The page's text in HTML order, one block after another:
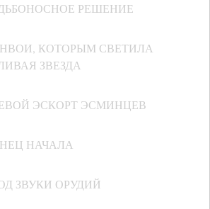
РЕШЕНИЕ
КОТОРЫМ СВЕТИЛА
ЗВЕЗДА
ЭСКОРТ ЭСМИНЦЕВ
НАЧАЛА
ЗВУКИ ОРУДИЙ